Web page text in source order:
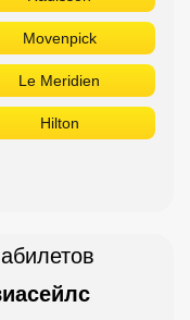
Movenpick
Le Meridien
Hilton